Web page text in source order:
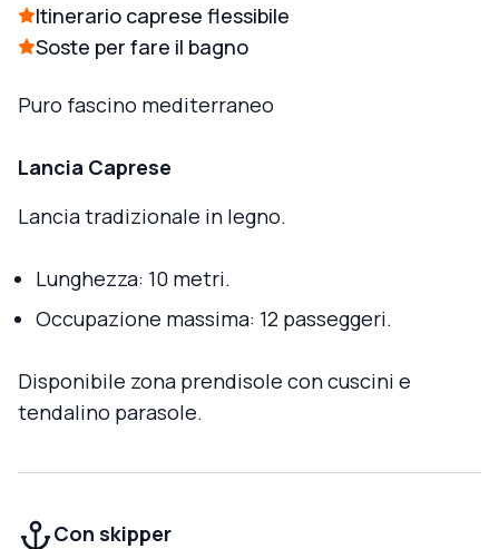
Itinerario caprese flessibile
Soste per fare il bagno
Puro fascino mediterraneo
Lancia Caprese
Lancia tradizionale in legno.
Lunghezza: 10 metri.
Occupazione massima: 12 passeggeri.
Disponibile zona prendisole con cuscini e
tendalino parasole.
Con skipper